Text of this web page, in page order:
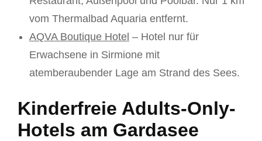
vom Thermalbad Aquaria entfernt.
AQVA Boutique Hotel – Hotel nur für
Erwachsene in Sirmione mit
atemberaubender Lage am Strand des Sees.
Kinderfreie Adults-Only-
Hotels am Gardasee